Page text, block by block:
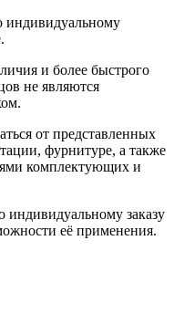
индивидуальному
и более быстрого
не являются
от представленных
фурнитуре, а также
комплектующих и
заказу
её применения.